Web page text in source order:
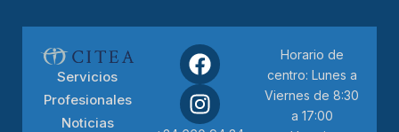
Servicios
Profesionales
Noticias
Horario de
centro: Lunes a
Viernes de 8:30
a 17:00